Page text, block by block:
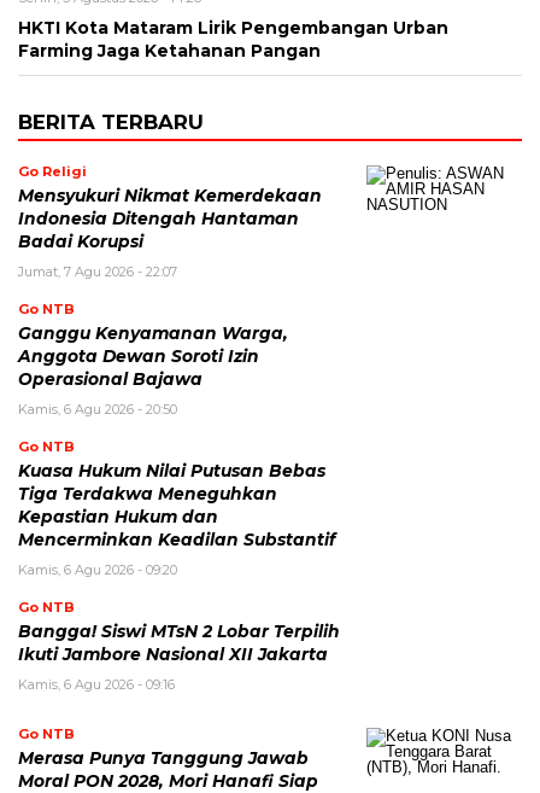
HKTI Kota Mataram Lirik Pengembangan Urban
Farming Jaga Ketahanan Pangan
BERITA TERBARU
Go Religi
Mensyukuri Nikmat Kemerdekaan
Indonesia Ditengah Hantaman
Badai Korupsi
Jumat, 7 Agu 2026 - 22:07
Go NTB
Ganggu Kenyamanan Warga,
Anggota Dewan Soroti Izin
Operasional Bajawa
Kamis, 6 Agu 2026 - 20:50
Go NTB
Kuasa Hukum Nilai Putusan Bebas
Tiga Terdakwa Meneguhkan
Kepastian Hukum dan
Mencerminkan Keadilan Substantif
Kamis, 6 Agu 2026 - 09:20
Go NTB
Bangga! Siswi MTsN 2 Lobar Terpilih
Ikuti Jambore Nasional XII Jakarta
Kamis, 6 Agu 2026 - 09:16
Go NTB
Merasa Punya Tanggung Jawab
Moral PON 2028, Mori Hanafi Siap